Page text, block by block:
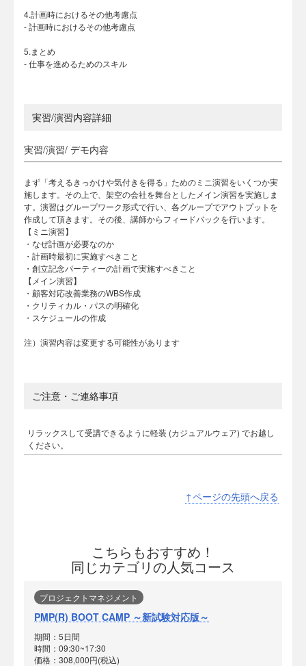
4.計画時におけるその他考慮点
- 計画時におけるその他考慮点
5.まとめ
- 仕事を進めるためのスキル
実習/演習内容詳細
実習/演習/ デモ内容
まず「考えるきっかけや気付きを得る」ためのミニ演習をいくつか実
施します。その上で、架空の会社を舞台としたメイン演習を実施しま
す。演習はグループワーク形式で行い、各グループでアウトプットを
作成して頂きます。その後、講師からフィードバックを行います。
【ミニ演習】
・なぜ計画が必要なのか
・計画時最初に実施すべきこと
・創立記念パーティーの計画で実施すべきこと
【メイン演習】
・顧客対応改善業務のWBS作成
・クリティカル・パスの明確化
・スケジュールの作成
注）演習内容は変更する可能性があります
ご注意・ご連絡事項
リラックスして受講できるように軽装 (カジュアルウェア) でお越し
ください。
↑ページの先頭へ戻る
こちらもおすすめ！
同じカテゴリの人気コース
プロジェクトマネジメント
PMP(R) BOOT CAMP ～新試験対応版～
期間：5日間
時間：09:30~17:30
価格：308,000円(税込)